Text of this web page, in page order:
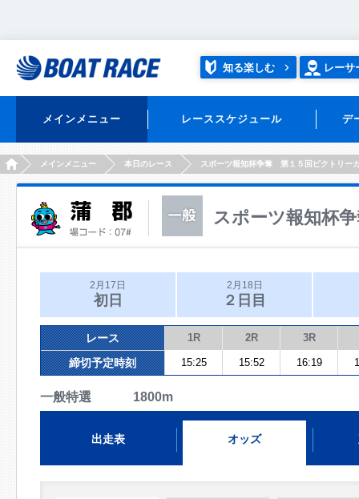
知る楽しむ レーサ
メインメニュー レーススケジュール デ
HOMEメインメニュー 本日のレース スポーツ報知杯争奪 第１５回ビクトリー
スポーツ報知杯
2月17日
初日
2月18日
２日目
レース 1R 2R 3R
締切予定時刻 15:25 15:52 16:19
一般特選 1800m
出走表 オッズ